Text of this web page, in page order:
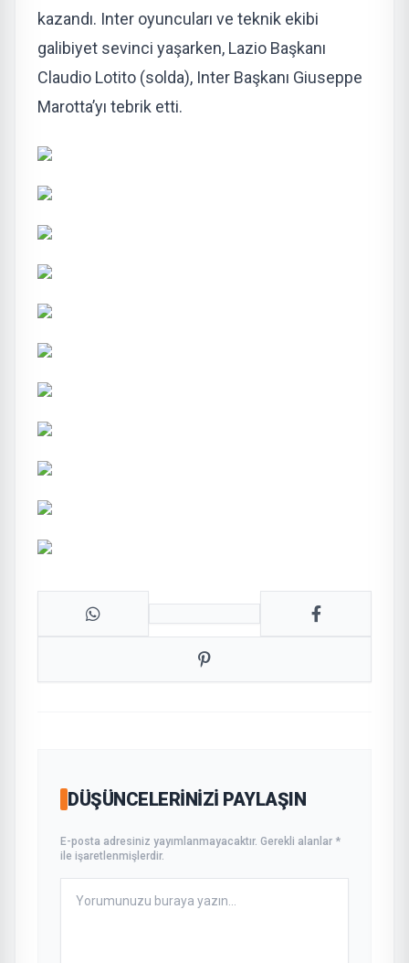
kazandı. Inter oyuncuları ve teknik ekibi
galibiyet sevinci yaşarken, Lazio Başkanı
Claudio Lotito (solda), Inter Başkanı Giuseppe
Marotta’yı tebrik etti.
DÜŞÜNCELERINIZI PAYLAŞIN
E-posta adresiniz yayımlanmayacaktır. Gerekli alanlar *
ile işaretlenmişlerdir.